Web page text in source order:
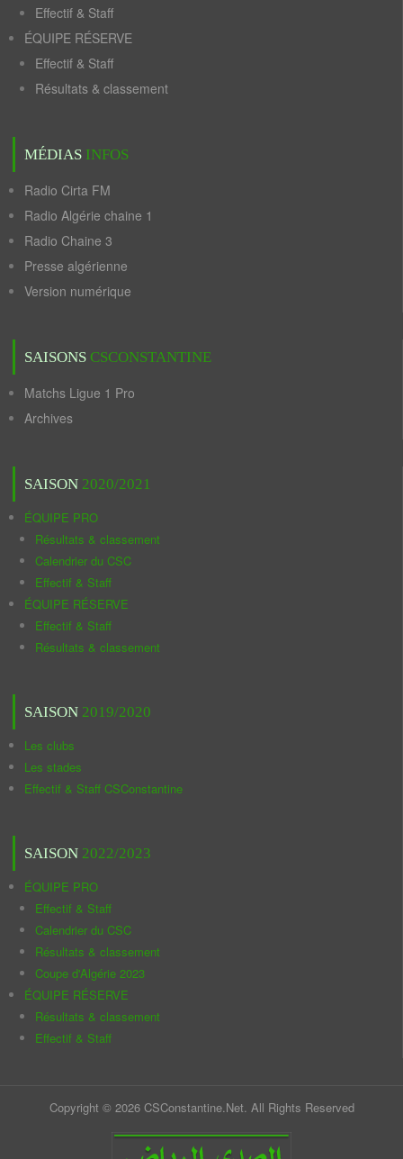
Effectif & Staff
ÉQUIPE RÉSERVE
Effectif & Staff
Résultats & classement
MÉDIAS INFOS
Radio Cirta FM
Radio Algérie chaine 1
Radio Chaine 3
Presse algérienne
Version numérique
SAISONS CSCONSTANTINE
Matchs Ligue 1 Pro
Archives
SAISON 2020/2021
ÉQUIPE PRO
Résultats & classement
Calendrier du CSC
Effectif & Staff
ÉQUIPE RÉSERVE
Effectif & Staff
Résultats & classement
SAISON 2019/2020
Les clubs
Les stades
Effectif & Staff CSConstantine
SAISON 2022/2023
ÉQUIPE PRO
Effectif & Staff
Calendrier du CSC
Résultats & classement
Coupe d'Algérie 2023
ÉQUIPE RÉSERVE
Résultats & classement
Effectif & Staff
Copyright © 2026 CSConstantine.Net. All Rights Reserved